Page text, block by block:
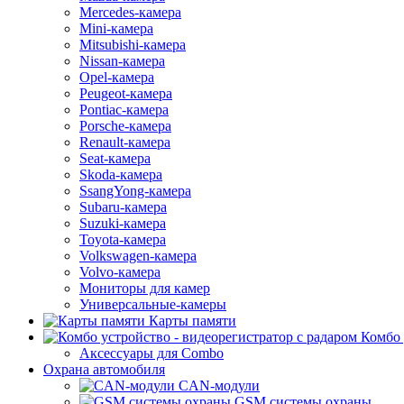
Mercedes-камера
Mini-камера
Mitsubishi-камера
Nissan-камера
Opel-камера
Peugeot-камера
Pontiac-камера
Porsche-камера
Renault-камера
Seat-камера
Skoda-камера
SsangYong-камера
Subaru-камера
Suzuki-камера
Toyota-камера
Volkswagen-камера
Volvo-камера
Мониторы для камер
Универсальные-камеры
Карты памяти
Комбо
Аксессуары для Combo
Охрана автомобиля
CAN-модули